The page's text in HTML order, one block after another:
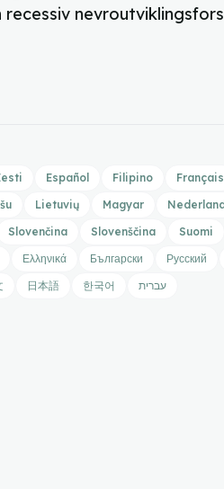
Español Filipino
Français
Lietuvių Magyar
Slovenčina Slovenščina Suomi
Ελληνικά Български Русский
日本語 한국어 עברית